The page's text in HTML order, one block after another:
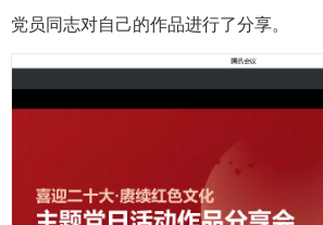
党员同志对自己的作品进行了分享。